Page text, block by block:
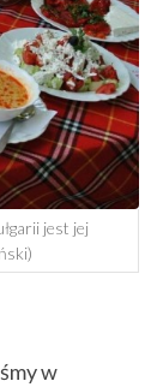
jest jej
w